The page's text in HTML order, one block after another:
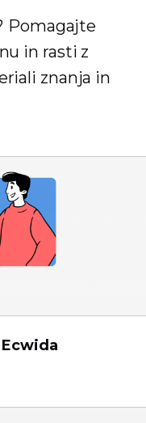
Pomagajte
in rasti z
znanja in